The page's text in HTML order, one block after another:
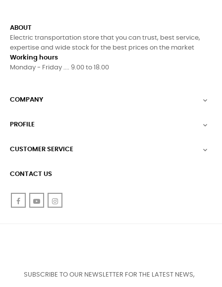
ABOUT
Electric transportation store that you can trust, best service,
expertise and wide stock for the best prices on the market
Working hours
Monday - Friday .... 9.00 to 18.00
COMPANY 
PROFILE 
CUSTOMER SERVICE 
CONTACT US
FacebookYouTube
SUBSCRIBE TO OUR NEWSLETTER FOR THE LATEST NEWS,